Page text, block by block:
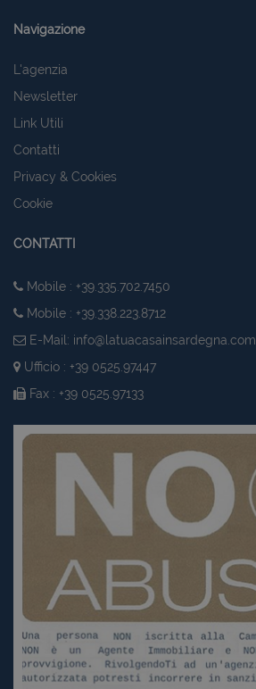
Navigazione
L'agenzia
Newsletter
Link Utili
Contatti
Privacy & Cookies
Cookie
CONTATTI
Mobile : +39.335.702.7450
Mobile : +39.338.223.8712
E-Mail: info@latuacasainsardegna.com
Ufficio : +39 0525.97447
Fax : +39 0525.97133